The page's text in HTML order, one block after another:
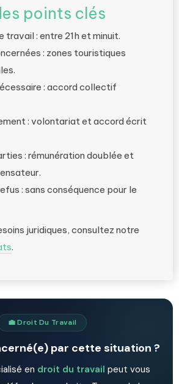
points clés
travail : entre 21h et minuit.
: zones touristiques
: accord collectif
: volontariat et accord écrit
: rémunération doublée et
: sans conséquence pour le
juridiques, consultez notre
.
💼 Droit Du Travail
par cette situation ?
en droit du travail peut vous